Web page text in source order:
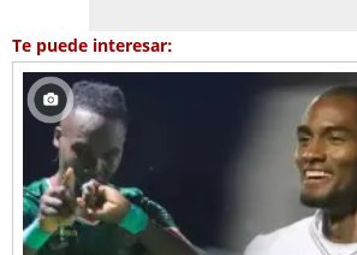
Te puede interesar: